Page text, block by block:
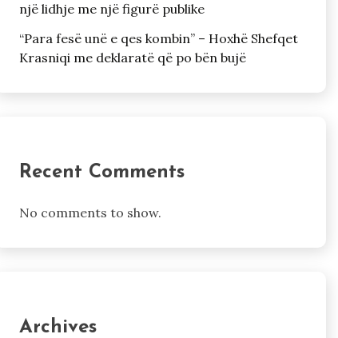
një lidhje me një figurë publike
“Para fesë unë e qes kombin” – Hoxhë Shefqet
Krasniqi me deklaratë që po bën bujë
Recent Comments
No comments to show.
Archives